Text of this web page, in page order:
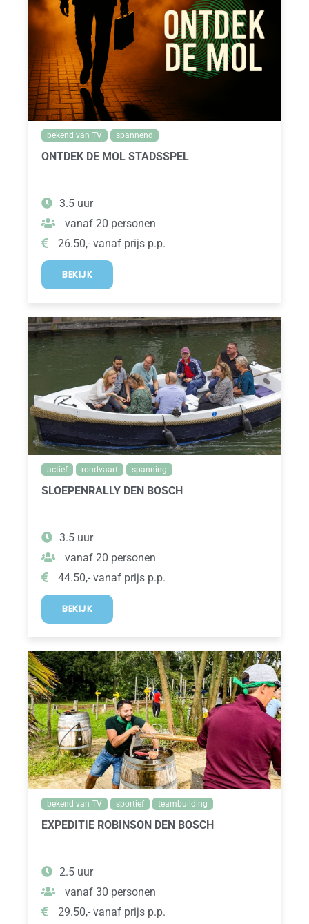
bekend van TV spannend
ONTDEK DE MOL STADSSPEL
3.5 uur
vanaf 20 personen
26.50,- vanaf prijs p.p.
BEKIJK
actief rondvaart spanning
SLOEPENRALLY DEN BOSCH
3.5 uur
vanaf 20 personen
44.50,- vanaf prijs p.p.
BEKIJK
bekend van TV sportief teambuilding
EXPEDITIE ROBINSON DEN BOSCH
2.5 uur
vanaf 30 personen
29.50,- vanaf prijs p.p.